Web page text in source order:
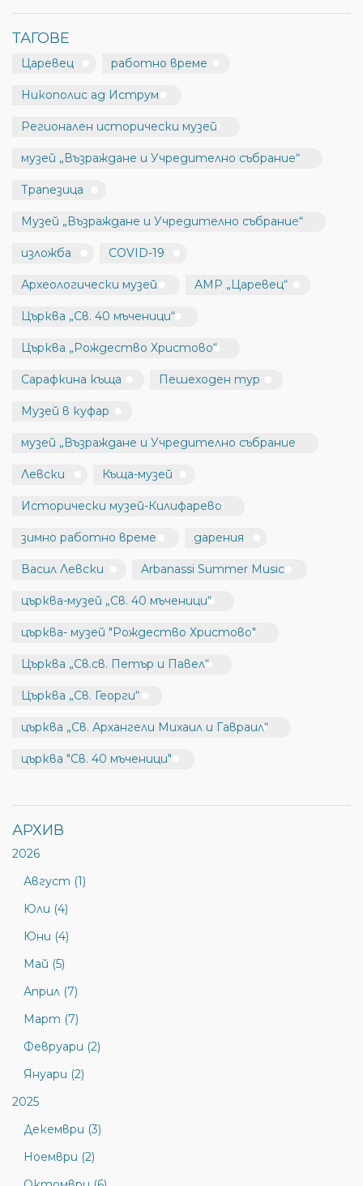
ТАГОВЕ
Царевец работно време
Никополис ад Иструм
Регионален исторически музей
музей „Възраждане и Учредително събрание“
Трапезица
Музей „Възраждане и Учредително събрание“
изложба COVID-19
Археологически музей АМР „Царевец“
Църква „Св. 40 мъченици“
Църква „Рождество Христово“
Сарафкина къща Пешеходен тур
Музей в куфар
музей „Възраждане и Учредително събрание
Левски Къща-музей
Исторически музей-Килифарево
зимно работно време дарения
Васил Левски Arbanassi Summer Music
църква-музей „Св. 40 мъченици“
църква- музей "Рождество Христово"
Църква „Св.св. Петър и Павел“
Църква „Св. Георги“
църква „Св. Архангели Михаил и Гавраил“
църква "Св. 40 мъченици"
АРХИВ
2026
Август (1)
Юли (4)
Юни (4)
Май (5)
Април (7)
Март (7)
Февруари (2)
Януари (2)
2025
Декември (3)
Ноември (2)